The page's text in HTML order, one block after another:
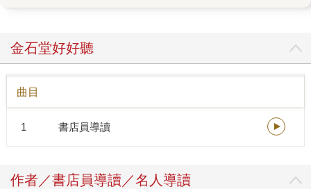
的勇氣》，書名都有一種「流行口號」的魔力，內容則有著
轉化讀者生命的巨大能量，而《我可能錯了》也有著同樣的
特質，是一本能帶來撫慰的書。 這本書在農曆年前上架，印
製時程特別緊湊，但是很幸運的，我們即時得到當今古巴重
量級且身價最高的藝術家托馬斯．桑切斯授權畫作《崇敬》
（Adoracio?n）來設計書封（連諾貝爾文學獎得主馬奎斯也
識』，而這本書是作者的親身體驗，文字飽含真實的穿透
金石堂好好聽
曲目
1 書店員導讀
作者／書店員導讀／名人導讀